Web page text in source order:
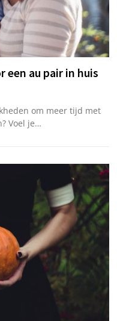
een au pair in huis
om meer tijd met
Voel je…